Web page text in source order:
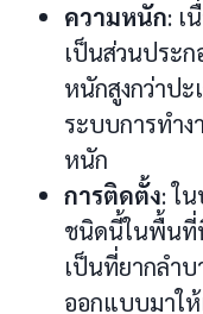
ความหนัก: เ
เป็นส่วนประ
หนักสูงกว่าปะ
ระบบการทำง
หนัก
การติดตั้ง: ใ
ชนิดนี้ในพื้นที่
เป็นที่ยากลำบ
ออกแบบมาใ